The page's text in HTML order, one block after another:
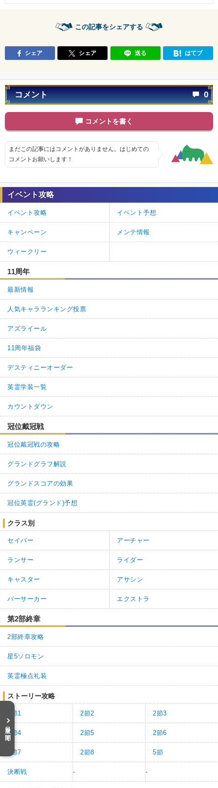
この記事をシェアする
シェア シェア 送る はてブ
コメント 0
コメントを書く
まだこの記事にはコメントがありません。はじめての
コメントお願いします！
目次を開く
イベント攻略
イベント攻略 イベント予想
キャンペーン メンテ情報
ウィークリー
11周年
最新情報
人気キャラランキング投票
アズライール
11周年福袋
デスティニーオーダー
英霊学装一覧
カウントダウン
冠位戴冠戦
冠位戴冠戦の攻略
グランドグラフ解説
グランドスコアの効果
冠位英霊(グランド)予想
クラス別
セイバー アーチャー
ランサー ライダー
キャスター アサシン
バーサーカー エクストラ
第2部終章
2部終章攻略
星5ソロモン
英霊極点礼装
ストーリー攻略
2節1 2節2 2節3
2節4 2節5 2節6
2節7 2節8 5節
決断戦 - -